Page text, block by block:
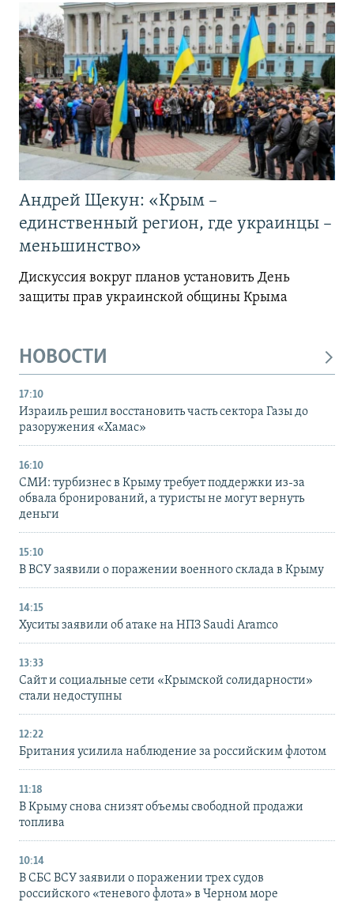
Андрей Щекун: «Крым –
единственный регион, где украинцы –
меньшинство»
Дискуссия вокруг планов установить День
защиты прав украинской общины Крыма
НОВОСТИ
17:10
Израиль решил восстановить часть сектора Газы до
разоружения «Хамас»
16:10
СМИ: турбизнес в Крыму требует поддержки из-за
обвала бронирований, а туристы не могут вернуть
деньги
15:10
В ВСУ заявили о поражении военного склада в Крыму
14:15
Хуситы заявили об атаке на НПЗ Saudi Aramco
13:33
Сайт и социальные сети «Крымской солидарности»
стали недоступны
12:22
Британия усилила наблюдение за российским флотом
11:18
В Крыму снова снизят объемы свободной продажи
топлива
10:14
В СБС ВСУ заявили о поражении трех судов
российского «теневого флота» в Черном море